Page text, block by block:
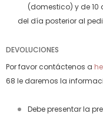
(domestico) y de 10
del día posterior al
DEVOLUCIONES
Por favor contáctenos a
68 le daremos la
Debe presentar la